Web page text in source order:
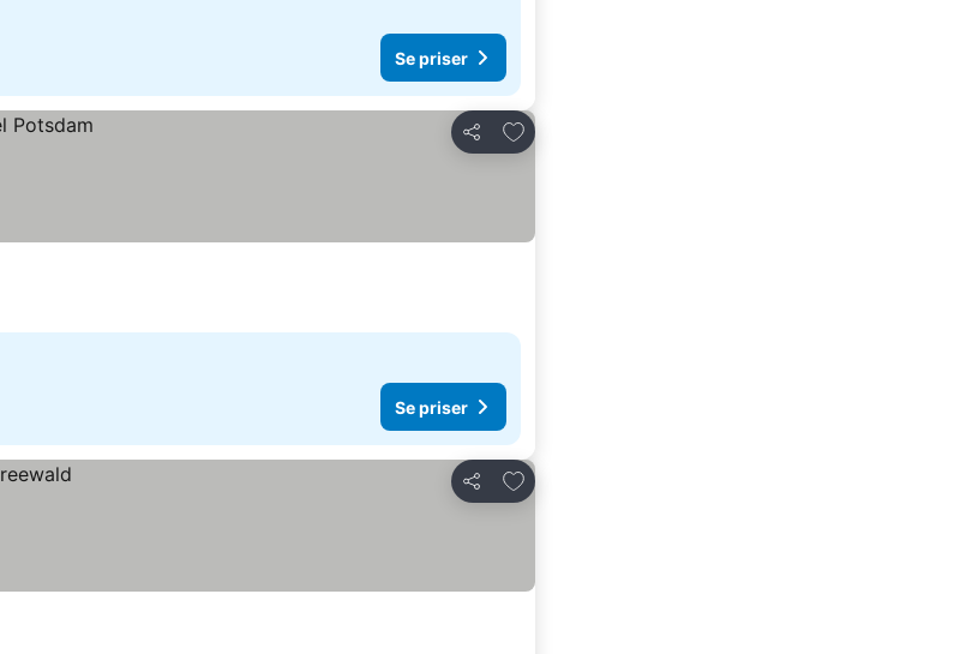
Se priser
Del
Føj til favoritter
Se priser
Del
Føj til favoritter